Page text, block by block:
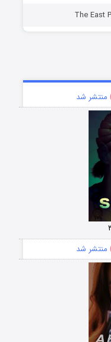
منتشر شد
منتشر شد